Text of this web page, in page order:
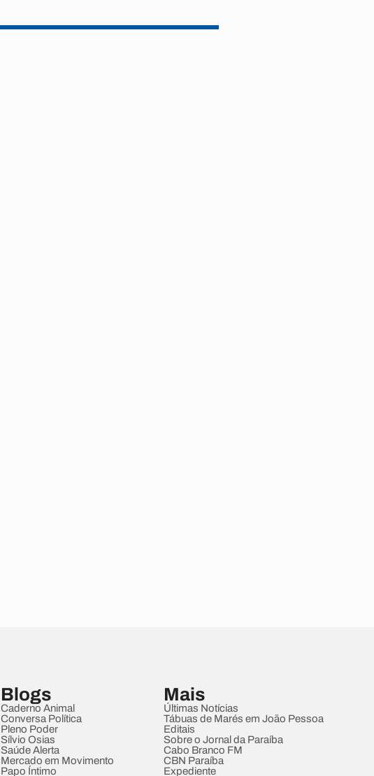
Blogs
Caderno Animal
Conversa Política
Pleno Poder
Sílvio Osias
Saúde Alerta
Mercado em Movimento
Papo Íntimo
Mais
Últimas Notícias
Tábuas de Marés em João Pessoa
Editais
Sobre o Jornal da Paraíba
Cabo Branco FM
CBN Paraíba
Expediente